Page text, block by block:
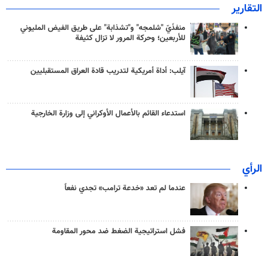
التقارير
منفذَيّ "شلمجه" و"تشذابة" على طريق الفيض المليوني
للأربعين؛ وحركة المرور لا تزال كثيفة
آيلب: أداة أمريكية لتدريب قادة العراق المستقبليين
استدعاء القائم بالأعمال الأوكراني إلى وزارة الخارجية
الرأي
عندما لم تعد «خدعة ترامب» تجدي نفعاً
فشل استراتيجية الضغط ضد محور المقاومة